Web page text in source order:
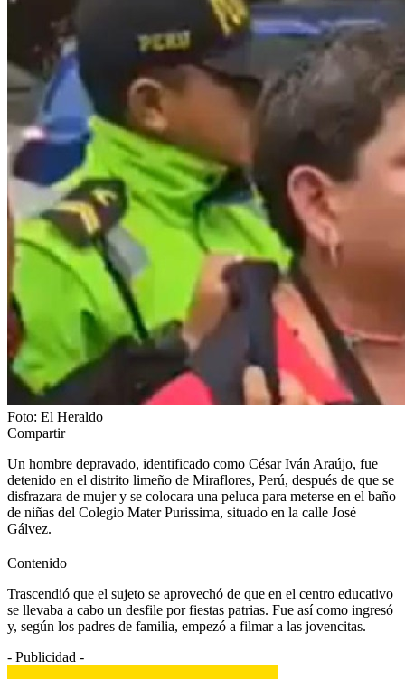
Foto: El Heraldo
Compartir
Un hombre depravado, identificado como César Iván Araújo, fue
detenido en el distrito limeño de Miraflores, Perú, después de que se
disfrazara de mujer y se colocara una peluca para meterse en el baño
de niñas del Colegio Mater Purissima, situado en la calle José
Gálvez.
Contenido
Trascendió que el sujeto se aprovechó de que en el centro educativo
se llevaba a cabo un desfile por fiestas patrias. Fue así como ingresó
y, según los padres de familia, empezó a filmar a las jovencitas.
- Publicidad -